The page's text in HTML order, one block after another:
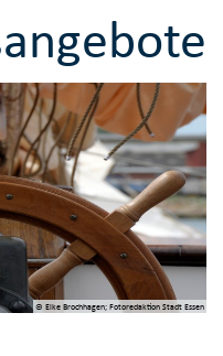
© Elke Brochhagen; Fotoredaktion Stadt Essen